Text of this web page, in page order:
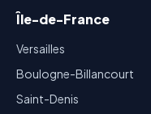
Île-de-France
Versailles
Boulogne-Billancourt
Saint-Denis